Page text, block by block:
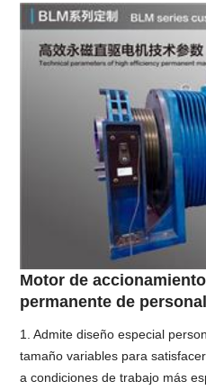
Motor de
permanente de
1. Admite diseño especial
tamaño variables para
a condiciones de trabajo más